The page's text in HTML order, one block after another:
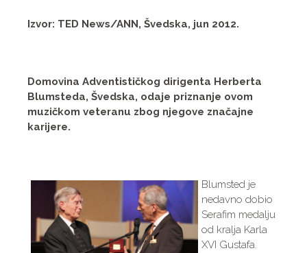
Izvor: TED News/ANN, Švedska, jun 2012.
Domovina Adventističkog dirigenta Herberta
Blumsteda, Švedska, odaje priznanje ovom
muzičkom veteranu zbog njegove značajne
karijere.
Blumsted je
nedavno dobio
Serafim medalju
od kralja Karla
XVI Gustafa.